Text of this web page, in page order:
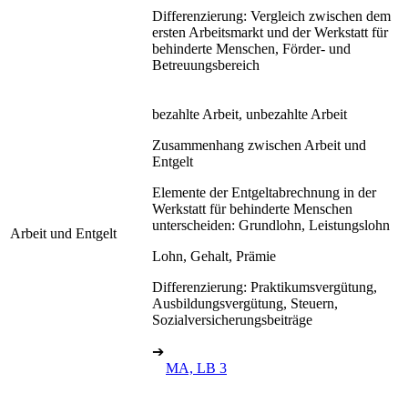
Differenzierung: Vergleich zwischen dem
ersten Arbeitsmarkt und der Werkstatt für
behinderte Menschen, Förder- und
Betreuungsbereich
Arbeit und Entgelt
bezahlte Arbeit, unbezahlte Arbeit
Zusammenhang zwischen Arbeit und
Entgelt
Elemente der Entgeltabrechnung in der
Werkstatt für behinderte Menschen
unterscheiden: Grundlohn, Leistungslohn
Lohn, Gehalt, Prämie
Differenzierung: Praktikumsvergütung,
Ausbildungsvergütung, Steuern,
Sozialversicherungsbeiträge
➔
MA, LB 3